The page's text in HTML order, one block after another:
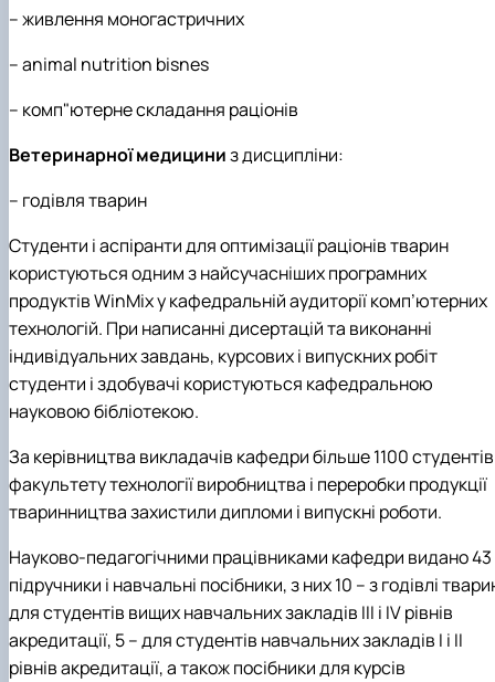
– живлення моногастричних
– animal nutrition bisnes
– комп"ютерне складання раціонів
Ветеринарної медициниз дисципліни:
– годівля тварин
Студенти і аспіранти для оптимізації раціонів тварин
користуються одним з найсучасніших програмних
продуктів WinMix у кафедральній аудиторії комп’ютерних
технологій. При написанні дисертацій та виконанні
індивідуальних завдань, курсових і випускних робіт
студенти і здобувачі користуються кафедральною
науковою бібліотекою.
За керівництва викладачів кафедри більше 1100 студентів
факультету технології виробництва і переробки продукції
тваринництва захистили дипломи і випускні роботи.
Науково-педагогічними працівниками кафедри видано 43
підручники і навчальні посібники, з них 10 – з годівлі
для студентів вищих навчальних закладів ІІІ і IV рівнів
акредитації, 5 – для студентів навчальних закладів І і ІІ
рівнів акредитації, а також посібники для курсів